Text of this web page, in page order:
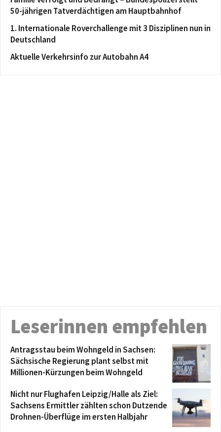
50-jährigen Tatverdächtigen am Hauptbahnhof
1. Internationale Roverchallenge mit 3 Disziplinen nun in
Deutschland
Aktuelle Verkehrsinfo zur Autobahn A4
Leserinnen empfehlen
Antragsstau beim Wohngeld in Sachsen:
Sächsische Regierung plant selbst mit
Millionen-Kürzungen beim Wohngeld
Nicht nur Flughafen Leipzig/Halle als Ziel:
Sachsens Ermittler zählten schon Dutzende
Drohnen-Überflüge im ersten Halbjahr